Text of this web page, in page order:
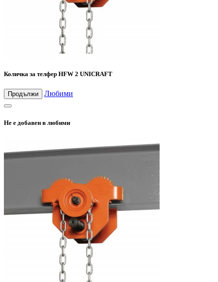
Количка за телфер HFW 2 UNICRAFT
Продължи Любими
Не е добавен в любими